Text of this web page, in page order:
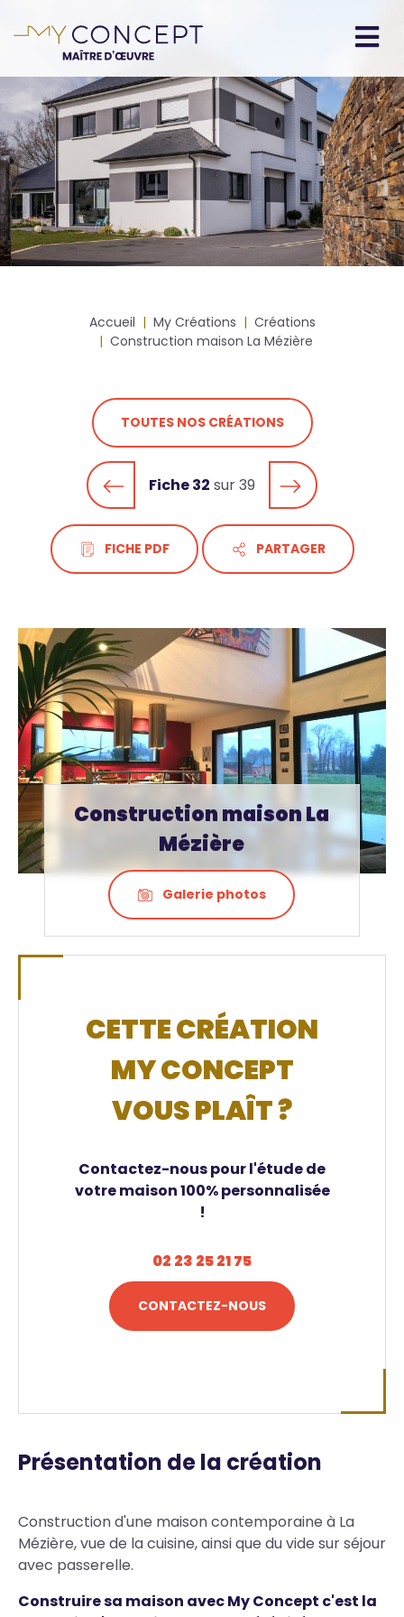
au
principal
principale
Fil
d'Ariane
Accueil My Créations
Créations
Construction maison La Mézière
TOUTES NOS CRÉATIONS
Fiche 32 sur 39
FICHE PDF PARTAGER
Construction maison La
Mézière
Galerie photos
CETTE CRÉATION
MY CONCEPT
VOUS PLAÎT ?
Contactez-nous pour l'étude de
votre maison 100% personnalisée
!
02 23 25 21 75
CONTACTEZ-NOUS
Présentation de la création
Construction d'une maison contemporaine à La
Mézière, vue de la cuisine, ainsi que du vide sur séjour
avec passerelle.
Construire sa maison avec My Concept c'est la